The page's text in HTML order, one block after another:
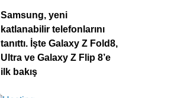
Samsung, yeni
katlanabilir telefonlarını
tanıttı. İşte Galaxy Z Fold8,
Ultra ve Galaxy Z Flip 8’e
ilk bakış